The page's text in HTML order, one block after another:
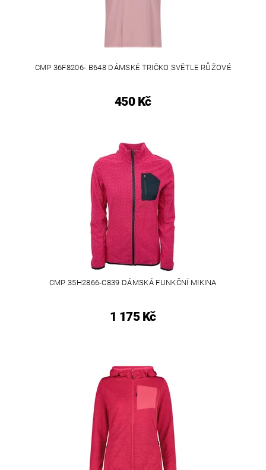
CMP 36F8206- B648 DÁMSKÉ TRIČKO SVĚTLE RŮŽOVÉ
450 Kč
CMP 35H2866-C839 DÁMSKÁ FUNKČNÍ MIKINA
1 175 Kč